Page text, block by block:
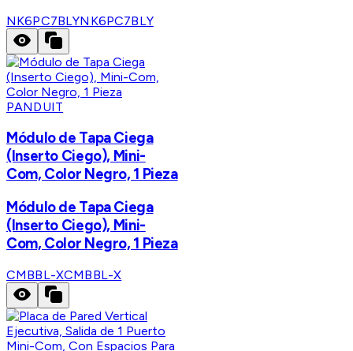
NK6PC7BLYNK6PC7BLY
PANDUIT
Módulo de Tapa Ciega
(Inserto Ciego), Mini-
Com, Color Negro, 1 Pieza
Módulo de Tapa Ciega
(Inserto Ciego), Mini-
Com, Color Negro, 1 Pieza
CMBBL-XCMBBL-X